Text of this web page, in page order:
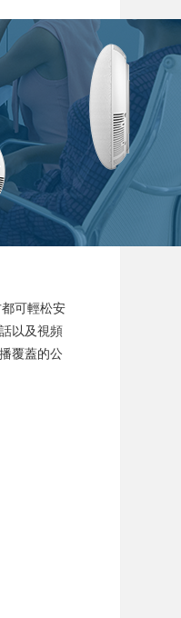
可輕松安
以及視頻
覆蓋的公